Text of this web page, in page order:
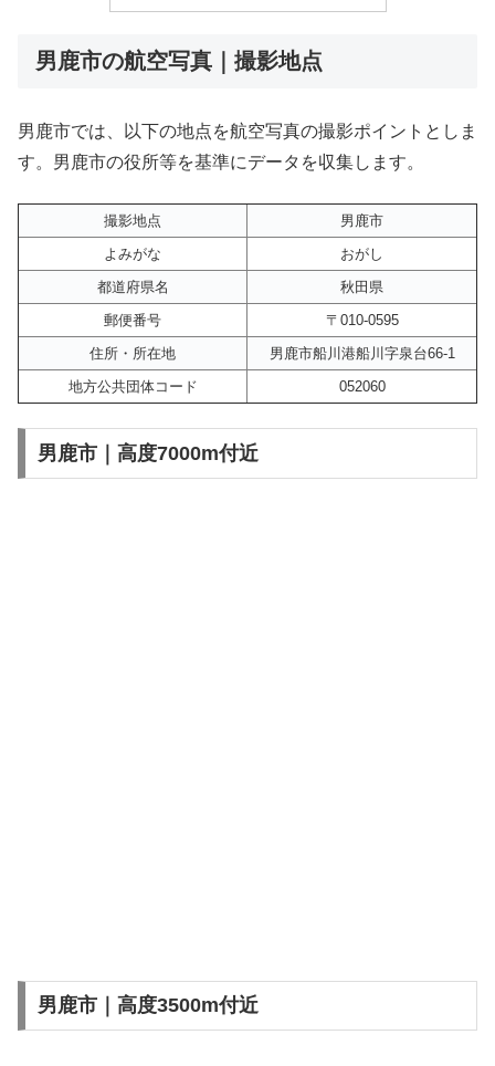
男鹿市の航空写真｜撮影地点
男鹿市では、以下の地点を航空写真の撮影ポイントとしま
す。男鹿市の役所等を基準にデータを収集します。
撮影地点
男鹿市
よみがな
おがし
都道府県名
秋田県
郵便番号
〒010-0595
住所・所在地
男鹿市船川港船川字泉台66-1
地方公共団体コード
052060
男鹿市｜高度7000m付近
男鹿市｜高度3500m付近